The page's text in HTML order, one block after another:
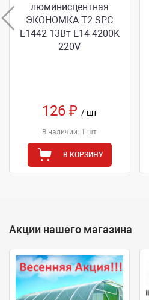
люминисцентная
ЭКОНОМКА T2 SPC
E1442 13Вт E14 4200K
220V
126 ₽ / шт
В наличии: 1 шт
В КОРЗИНУ
Акции нашего магазина